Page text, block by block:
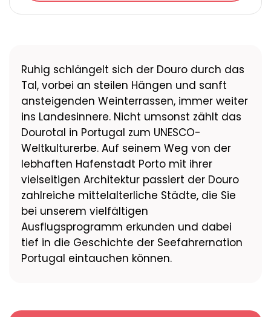
Ruhig schlängelt sich der Douro durch das
Tal, vorbei an steilen Hängen und sanft
ansteigenden Weinterrassen, immer weiter
ins Landesinnere. Nicht umsonst zählt das
Dourotal in Portugal zum UNESCO-
Weltkulturerbe. Auf seinem Weg von der
lebhaften Hafenstadt Porto mit ihrer
vielseitigen Architektur passiert der Douro
zahlreiche mittelalterliche Städte, die Sie
bei unserem vielfältigen
Ausflugsprogramm erkunden und dabei
tief in die Geschichte der Seefahrernation
Portugal eintauchen können.